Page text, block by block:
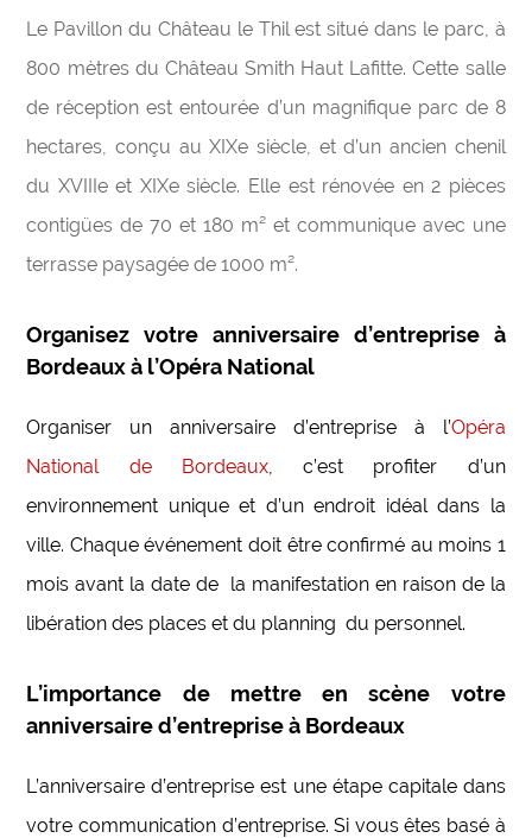
Le Pavillon du Château le Thil est situé dans le parc, à
800 mètres du Château Smith Haut Lafitte. Cette salle
de réception est entourée d’un magnifique parc de 8
hectares, conçu au XIXe siècle, et d’un ancien chenil
du XVIIIe et XIXe siècle. Elle est rénovée en 2 pièces
contigües de 70 et 180 m² et communique avec une
terrasse paysagée de 1000 m².
Organisez votre anniversaire d’entreprise à
Bordeaux à l’Opéra National
Organiser un anniversaire d’entreprise à l’Opéra
National de Bordeaux, c’est profiter d’un
environnement unique et d’un endroit idéal dans la
ville. Chaque événement doit être confirmé au moins 1
mois avant la date de la manifestation en raison de la
libération des places et du planning du personnel.
L’importance de mettre en scène votre
anniversaire d’entreprise à Bordeaux
L’anniversaire d’entreprise est une étape capitale dans
votre communication d’entreprise. Si vous êtes basé à